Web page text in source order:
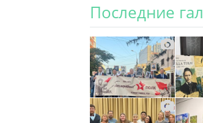
Последние